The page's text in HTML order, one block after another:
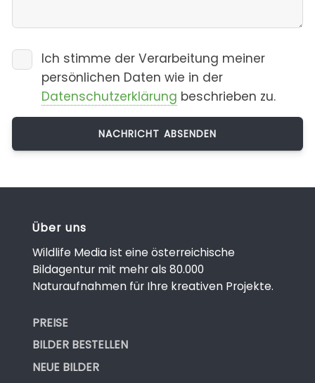
Ich stimme der Verarbeitung meiner
persönlichen Daten wie in der
Datenschutzerklärung beschrieben zu.
Über uns
Wildlife Media ist eine österreichische
Bildagentur mit mehr als 80.000
Naturaufnahmen für Ihre kreativen Projekte.
PREISE
BILDER BESTELLEN
NEUE BILDER